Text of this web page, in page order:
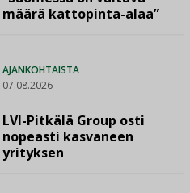
määrä kattopinta-alaa”
AJANKOHTAISTA
07.08.2026
LVI-Pitkälä Group osti
nopeasti kasvaneen
yrityksen